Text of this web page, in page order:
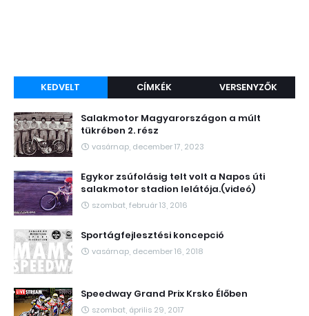
KEDVELT CÍMKÉK VERSENYZŐK
Salakmotor Magyarországon a múlt
tükrében 2. rész
vasárnap, december 17, 2023
Egykor zsúfolásig telt volt a Napos úti
salakmotor stadion lelátója.(videó)
szombat, február 13, 2016
Sportágfejlesztési koncepció
vasárnap, december 16, 2018
Speedway Grand Prix Krsko Élőben
szombat, április 29, 2017